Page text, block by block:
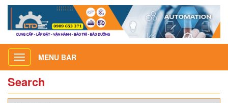
Toggle
navigation
MENU BAR
Search